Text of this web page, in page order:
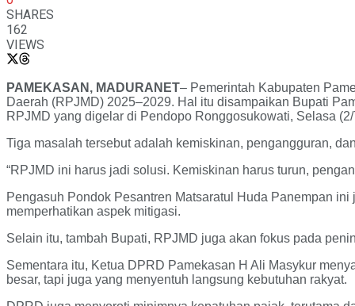
SHARES
162
VIEWS
PAMEKASAN, MADURANET– Pemerintah Kabupaten
Daerah (RPJMD) 2025–2029. Hal itu disampaikan Bupati
RPJMD yang digelar di Pendopo Ronggosukowati, Selasa
Tiga masalah tersebut adalah kemiskinan, pengangguran,
“RPJMD ini harus jadi solusi. Kemiskinan harus turun,
Pengasuh Pondok Pesantren Matsaratul Huda Panempan
memperhatikan aspek mitigasi.
Selain itu, tambah Bupati, RPJMD juga akan fokus pada
Sementara itu, Ketua DPRD Pamekasan H Ali Masykur
besar, tapi juga yang menyentuh langsung kebutuhan rakyat.